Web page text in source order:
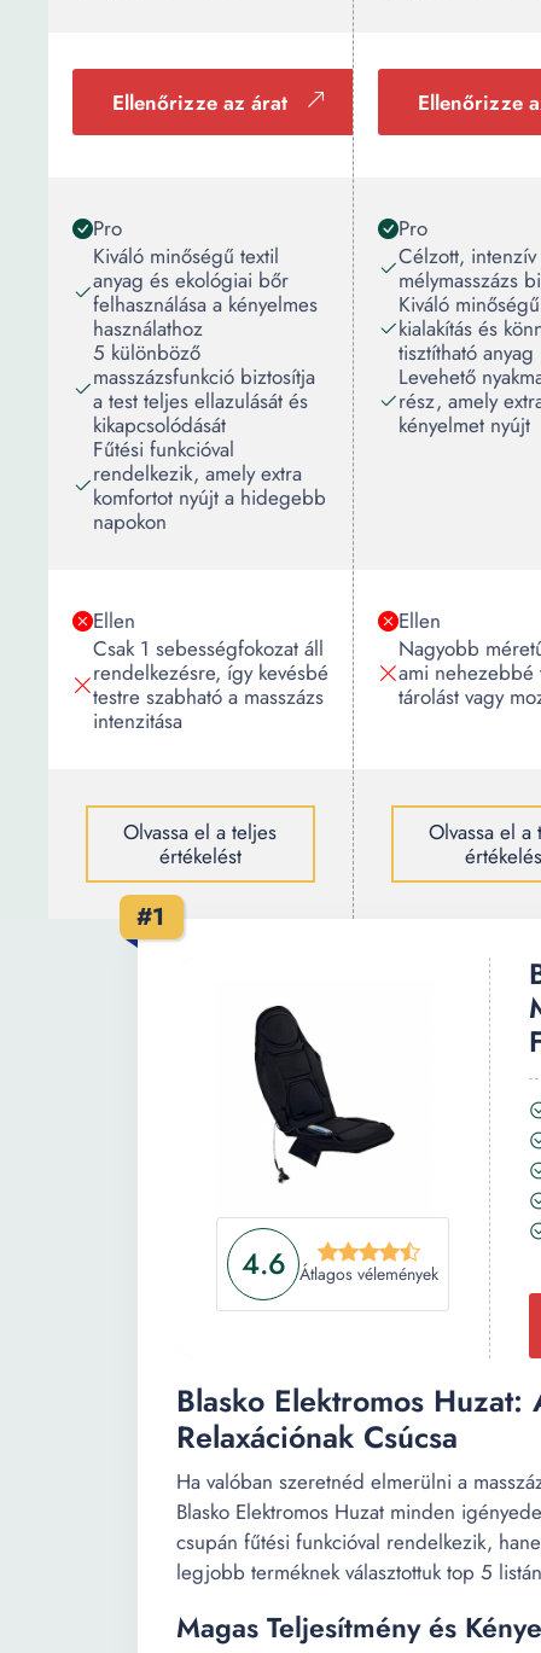
Ellenőrizze az árat
Pro
Kiváló minőségű textil
anyag és ekológiai bőr
felhasználása a kényelmes
használathoz
5 különböző
masszázsfunkció biztosítja
a test teljes ellazulását és
kikapcsolódását
Fűtési funkcióval
rendelkezik, amely extra
komfortot nyújt a hidegebb
napokon
Ellen
Csak 1 sebességfokozat áll
rendelkezésre, így kevésbé
testre szabható a masszázs
intenzitása
Olvassa el a teljes
értékelést
Ellenőrizze
Pro
Célzott, intenzív
mélymasszázs
Kiváló
kialakítás és
tisztítható anyag
Levehető
rész, amely
kényelmet nyújt
Ellen
Nagyobb
ami nehezebbé
tárolást vagy
Olvassa el a
#1
4.6 Átlagos vélemények
Blasko Elektromos Huzat:
Relaxációnak Csúcsa
Ha valóban szeretnéd elmerülni a
Blasko Elektromos Huzat minden
csupán fűtési funkcióval rendelkezik,
legjobb terméknek választottuk top 5
Magas Teljesítmény és